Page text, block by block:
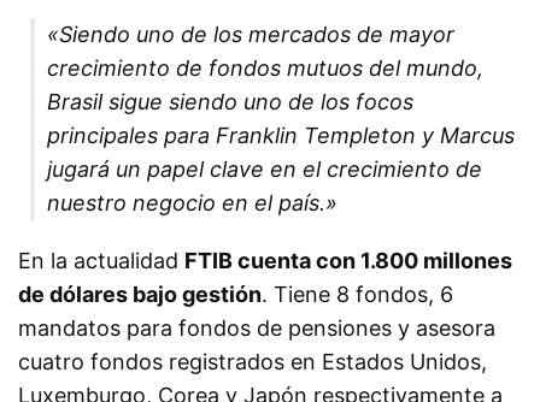
«Siendo uno de los mercados de mayor
crecimiento de fondos mutuos del mundo,
Brasil sigue siendo uno de los focos
principales para Franklin Templeton y Marcus
jugará un papel clave en el crecimiento de
nuestro negocio en el país.»
En la actualidad FTIB cuenta con 1.800 millones
de dólares bajo gestión. Tiene 8 fondos, 6
mandatos para fondos de pensiones y asesora
cuatro fondos registrados en Estados Unidos,
Luxemburgo, Corea y Japón respectivamente a